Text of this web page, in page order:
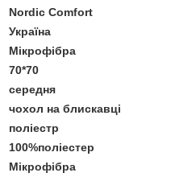
Nordic Comfort
Україна
Мікрофібра
70*70
середня
чохол на блискавці
поліестр
100%поліестер
Мікрофібра